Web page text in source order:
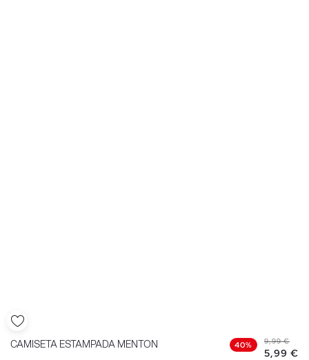
CAMISETA ESTAMPADA MENTON 40% 9,99 €
5,99 €